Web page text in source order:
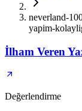
neverland-
yapim-
İlham Veren
Değerlendirme